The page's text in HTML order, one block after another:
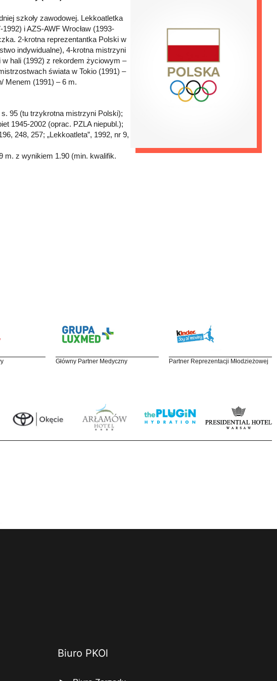
szkoły zawodowej. Lekkoatletka
i AZS-AWF Wrocław (1993-
2-krotna reprezentantka Polski w
indywidualne), 4-krotna mistrzyni
hali (1992) z rekordem życiowym –
świata w Tokio (1991) –
Menem (1991) – 6 m.
95 (tu trzykrotna mistrzyni Polski);
1945-2002 (oprac. PZLA niepubl.);
248, 257; „Lekkoatleta”, 1992, nr 9,
m. z wynikiem 1.90 (min. kwalifik.
Główny Partner Medyczny Partner Reprezentacji Młodzieżowej
Biuro PKOl